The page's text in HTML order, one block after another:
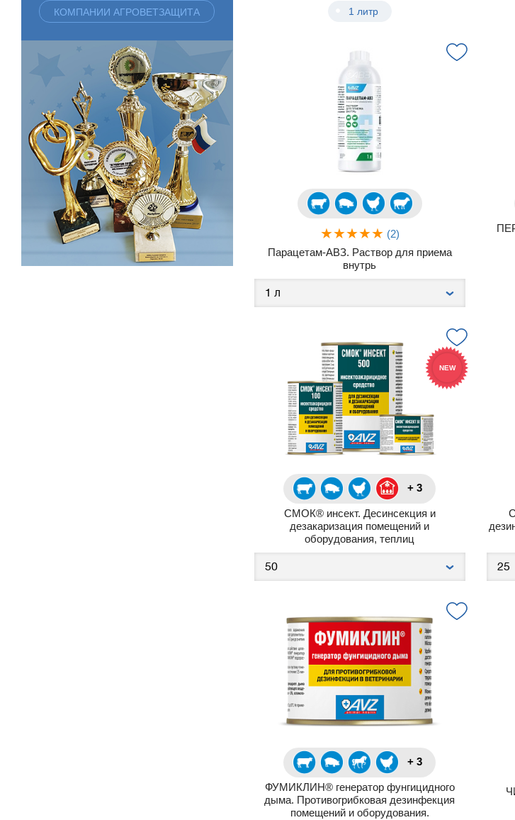
КОМПАНИИ АГРОВЕТЗАЩИТА 1 литр
(2)
Парацетам-АВЗ. Раствор для приема
внутрь
NEW
+ 3
СМОК® инсект. Десинсекция и
дезакаризация помещений и
оборудования, теплиц
+ 3
ФУМИКЛИН® генератор фунгицидного
дыма. Противогрибковая дезинфекция
помещений и оборудования.